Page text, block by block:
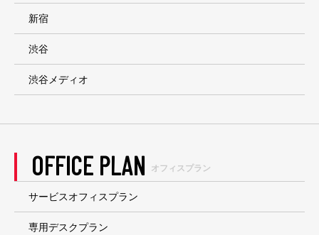
新宿
渋谷
渋谷メディオ
OFFICE PLAN オフィスプラン
サービスオフィスプラン
専用デスクプラン